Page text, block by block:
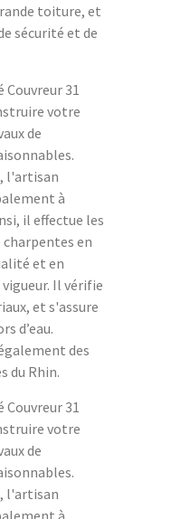
toiture, et
sécurité et de
31
votre
de
l'artisan
à
il effectue les
charpentes en
et en
Il vérifie
et s'assure
d’eau.
des
du Rhin.
31
votre
de
l'artisan
à